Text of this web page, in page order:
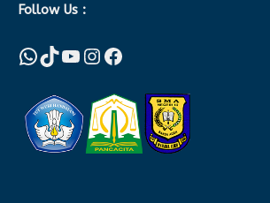
Follow Us :
WhatsApp
TikTok
YouTube
Instagram
Facebook